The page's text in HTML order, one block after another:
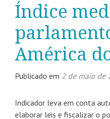
Índice
América
Publicado em 2 de maio de
Indicador leva em conta
elaborar leis e fiscalizar o